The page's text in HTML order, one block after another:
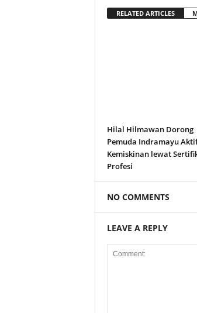
RELATED ARTICLES
Hilal Hilmawan Dorong
Pemuda Indramayu
Kemiskinan lewat
Profesi
NO COMMENTS
LEAVE A REPLY